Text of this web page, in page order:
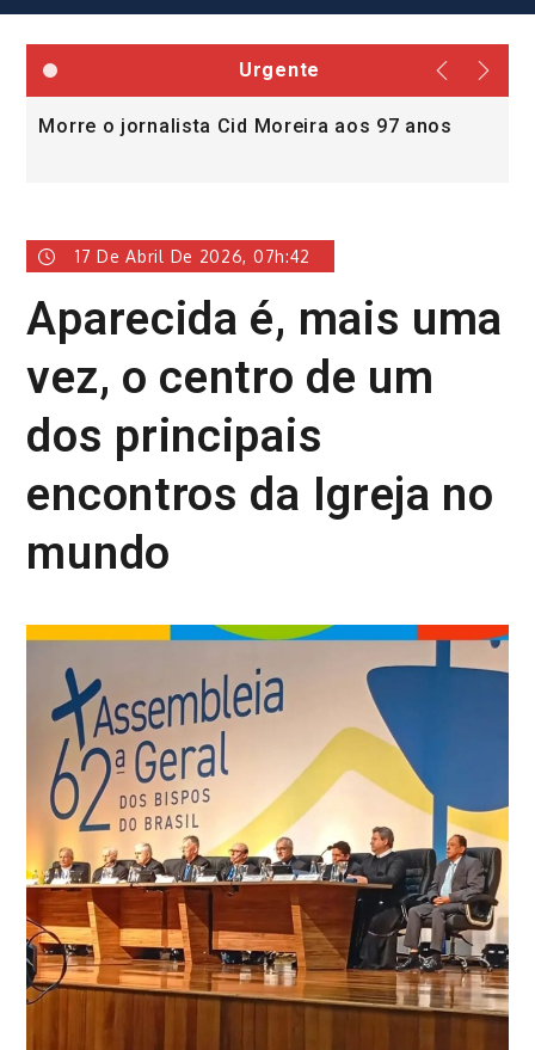
Urgente
Morre o jornalista Cid Moreira aos 97 anos
17 De Abril De 2026, 07h:42
Aparecida é, mais uma
vez, o centro de um
dos principais
encontros da Igreja no
mundo